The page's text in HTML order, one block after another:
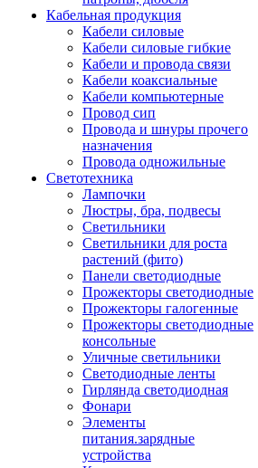
Кабельная продукция
Кабели силовые
Кабели силовые гибкие
Кабели и провода связи
Кабели коаксиальные
Кабели компьютерные
Провод сип
Провода и шнуры прочего
назначения
Провода одножильные
Светотехника
Лампочки
Люстры, бра, подвесы
Светильники
Светильники для роста
растений (фито)
Панели светодиодные
Прожекторы светодиодные
Прожекторы галогенные
Прожекторы светодиодные
консольные
Уличные светильники
Светодиодные ленты
Гирлянда светодиодная
Фонари
Элементы
питания.зарядные
устройства